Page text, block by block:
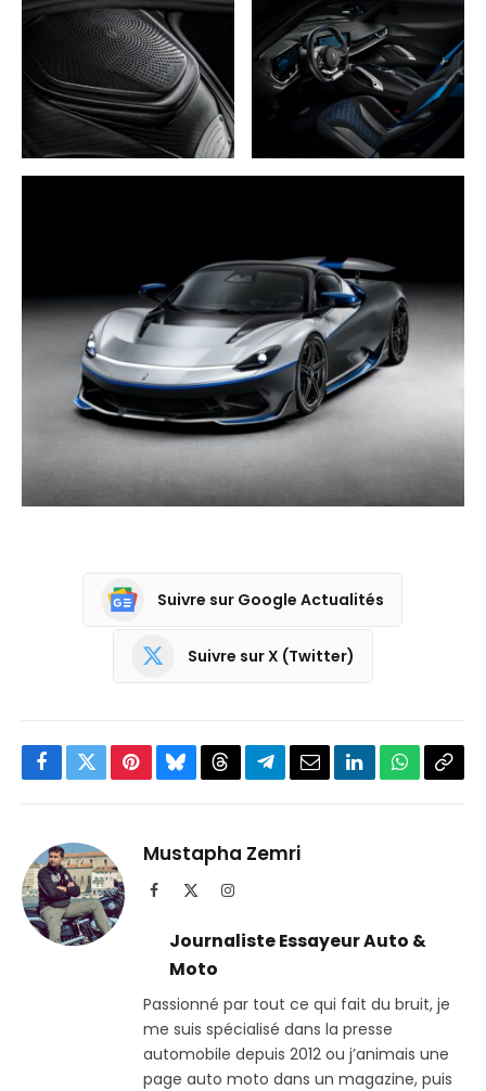
Suivre sur Google Actualités
Suivre sur X (Twitter)
Facebook
TwitterPinterestBlueskyThreadsPartager
Telegram
EmailLinkedInWhatsApp
Mustapha Zemri
Facebook Instagram
Journaliste Essayeur Auto &
Moto
Passionné par tout ce qui fait du bruit, je
me suis spécialisé dans la presse
automobile depuis 2012 ou j’animais une
page auto moto dans un magazine, puis